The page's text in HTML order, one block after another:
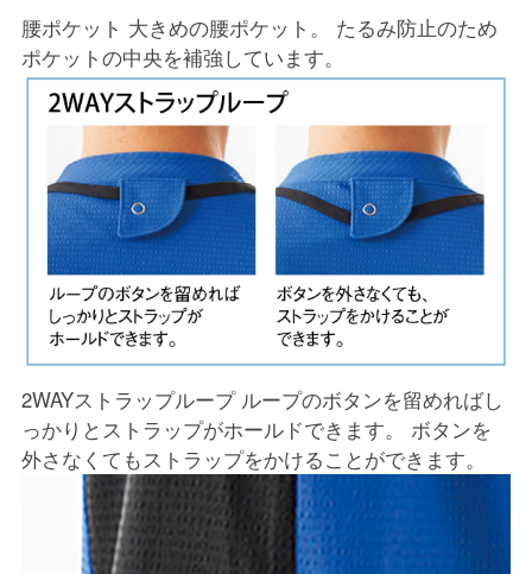
腰ポケット 大きめの腰ポケット。 たるみ防止のため
ポケットの中央を補強しています。
2WAYストラップループ ループのボタンを留めればし
っかりとストラップがホールドできます。 ボタンを
外さなくてもストラップをかけることができます。